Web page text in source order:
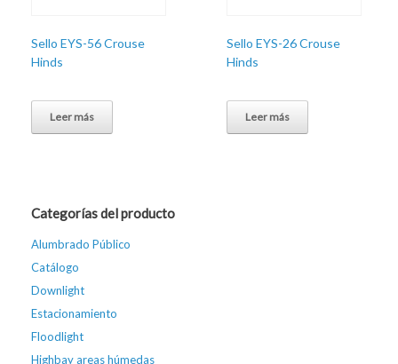
Sello EYS-56 Crouse
Hinds
Leer más
Sello EYS-26 Crouse
Hinds
Leer más
Categorías del producto
Alumbrado Público
Catálogo
Downlight
Estacionamiento
Floodlight
Highbay areas húmedas